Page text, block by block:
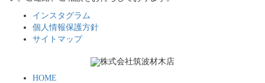
インスタグラム
個人情報保護方針
サイトマップ
HOME